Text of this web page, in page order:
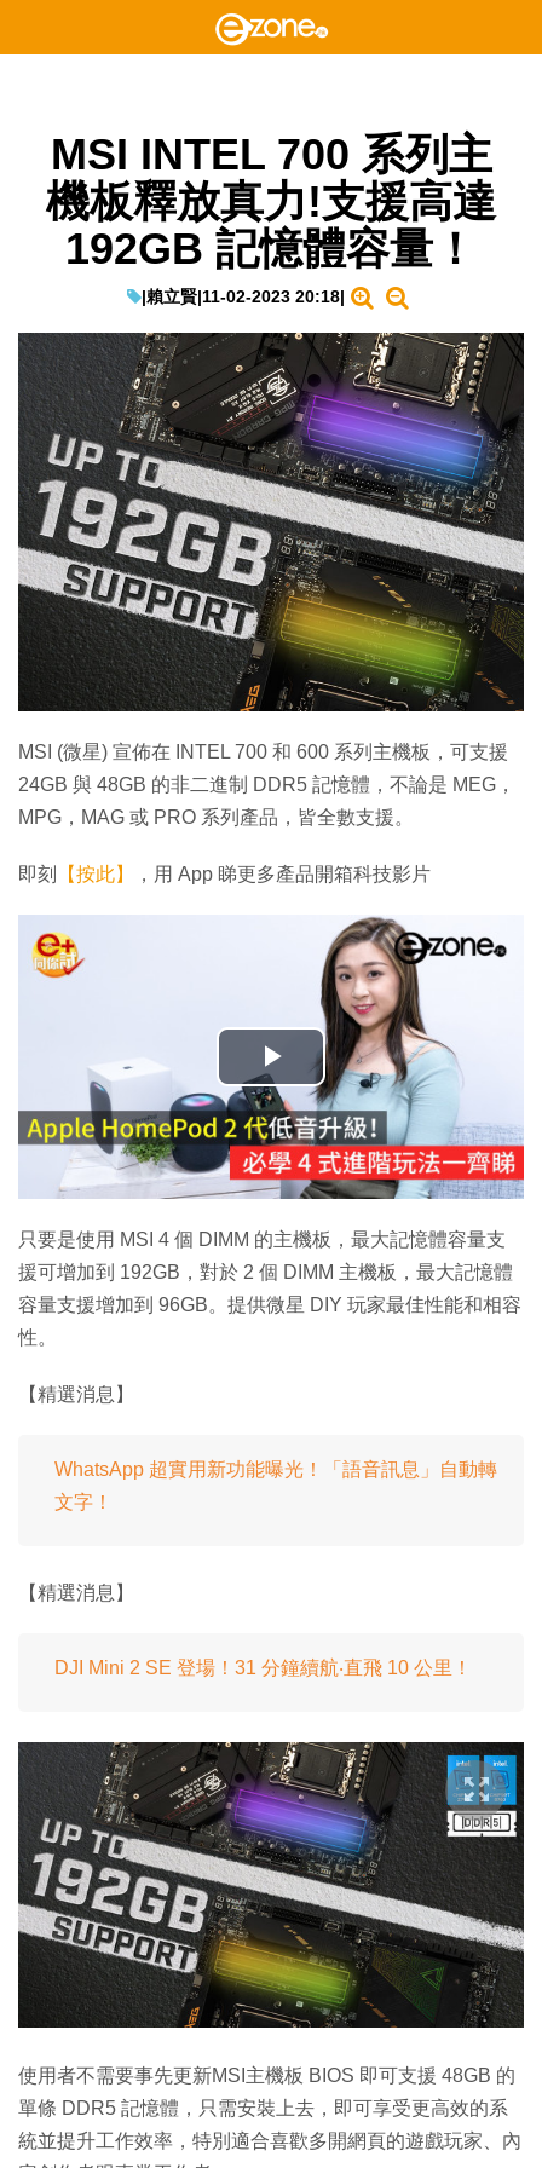
MSI INTEL 700 系列主
機板釋放真力!支援高達
192GB 記憶體容量！
|賴立賢|11-02-2023 20:18|
MSI (微星) 宣佈在 INTEL 700 和 600 系列主機板，可支援
24GB 與 48GB 的非二進制 DDR5 記憶體，不論是 MEG，
MPG，MAG 或 PRO 系列產品，皆全數支援。
即刻 【按此】 ，用 App 睇更多產品開箱科技影片
播
放
影
片
只要是使用 MSI 4 個 DIMM 的主機板，最大記憶體容量支
援可增加到 192GB，對於 2 個 DIMM 主機板，最大記憶體
容量支援增加到 96GB。提供微星 DIY 玩家最佳性能和相容
性。
【精選消息】
WhatsApp 超實用新功能曝光！「語音訊息」自動轉
文字！
【精選消息】
DJI Mini 2 SE 登場！31 分鐘續航‧直飛 10 公里！
使用者不需要事先更新MSI主機板 BIOS 即可支援 48GB 的
單條 DDR5 記憶體，只需安裝上去，即可享受更高效的系
統並提升工作效率，特別適合喜歡多開網頁的遊戲玩家、內